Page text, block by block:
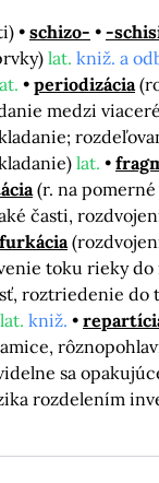
schizo- -
lat. kniž. a
periodizácia
medzi
lat.
(r. na
časti,
toku rieky
roztriedenie do
lat. kniž.
sa
rozdelením